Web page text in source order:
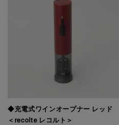
◆充電式ワインオープナー レッド
＜recolte レコルト＞